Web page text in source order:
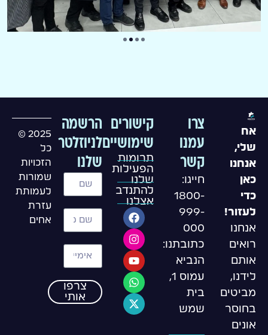
אח
שלי,
אנחנו
כאן
כדי
לעזור!
אנחנו
רואים
אותם
לידנו,
מביטים
בחוסר
אונים
צרו
עמנו
קשר
חייגו:
1800-
999-
000
כתובתנו:
הנביא
עמוס 1,
בית
שמש
קישורים
שימושיים
תרומות
הפעילות
שלנו
להתנדב
אצלנו
הרשמה
לניוזלטר
שלנו
צרפו
אותי
2025 ©
כל
הזכויות
שמורות
לעמותת
עזרת
אחים